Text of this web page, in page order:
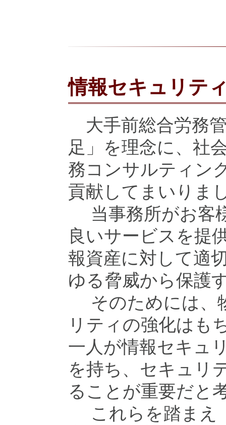
情報セキュリテ
大手前総合労務
足」を理念に、社
務コンサルティン
貢献してまいりま
当事務所がお客
良いサービスを提
報資産に対して適
ゆる脅威から保護
そのためには、
リティの強化はも
一人が情報セキュ
を持ち、セキュリ
ることが重要だと
これらを踏まえ